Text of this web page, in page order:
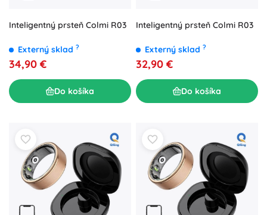
Inteligentný prsteň Colmi R03
Externý sklad ?
34,90 €
Do košíka
Inteligentný prsteň Colmi R03
Externý sklad ?
32,90 €
Do košíka